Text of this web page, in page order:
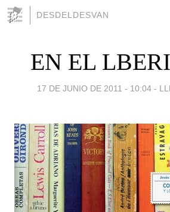
DESDELDESVAN
EN EL
17 DE JUNIO DE 2011 - 10:04 -